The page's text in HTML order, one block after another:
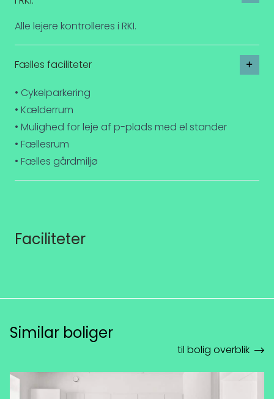
Alle lejere kontrolleres i RKI.
Fælles faciliteter
• Cykelparkering
• Kælderrum
• Mulighed for leje af p-plads med el stander
• Fællesrum
• Fælles gårdmiljø
Faciliteter
Similar boliger
til bolig overblik